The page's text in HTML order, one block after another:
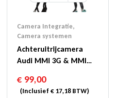
Camera Integratie,
Camera systemen
Achteruitrijcamera
Audi MMI 3G & MMI
CAM/iPAS)
€ 99,00
(Inclusief € 17,18 BTW)